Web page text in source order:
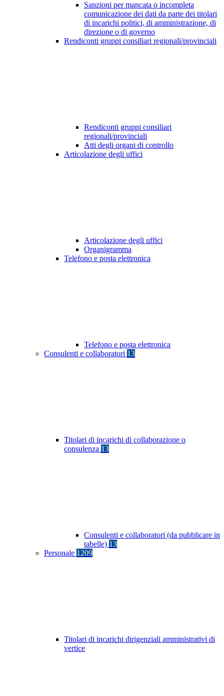
Sanzioni per mancata o incompleta
comunicazione dei dati da parte dei titolari
di incarichi politici, di amministrazione, di
direzione o di governo
Rendiconti gruppi consiliari regionali/provinciali
Rendiconti gruppi consiliari
regionali/provinciali
Atti degli organi di controllo
Articolazione degli uffici
Articolazione degli uffici
Organigramma
Telefono e posta elettronica
Telefono e posta elettronica
Consulenti e collaboratori 13
Titolari di incarichi di collaborazione o
consulenza 13
Consulenti e collaboratori (da pubblicare in
tabelle) 13
Personale 1209
Titolari di incarichi dirigenziali amministrativi di
vertice